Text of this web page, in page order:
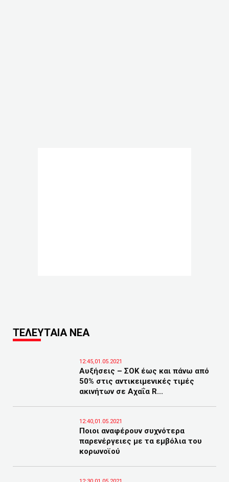
ΤΕΛΕΥΤΑΙΑ ΝΕΑ
12:45,01.05.2021
Αυξήσεις – ΣΟΚ έως και πάνω από
50% στις αντικειμενικές τιμές
ακινήτων σε Αχαΐα R...
12:40,01.05.2021
Ποιοι αναφέρουν συχνότερα
παρενέργειες με τα εμβόλια του
κορωνοϊού